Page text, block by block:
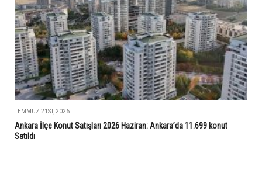
TEMMUZ 21ST, 2026
Ankara İlçe Konut Satışları 2026 Haziran: Ankara’da 11.699 konut
Satıldı